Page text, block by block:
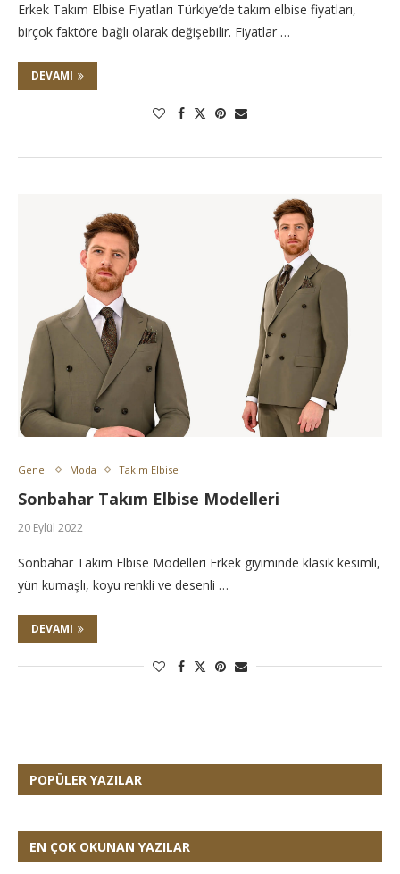
Erkek Takım Elbise Fiyatları Türkiye’de takım elbise fiyatları,
birçok faktöre bağlı olarak değişebilir. Fiyatlar …
DEVAMI
Genel Moda Takım Elbise
Sonbahar Takım Elbise Modelleri
20 Eylül 2022
Sonbahar Takım Elbise Modelleri Erkek giyiminde klasik kesimli,
yün kumaşlı, koyu renkli ve desenli …
DEVAMI
POPÜLER YAZILAR
EN ÇOK OKUNAN YAZILAR